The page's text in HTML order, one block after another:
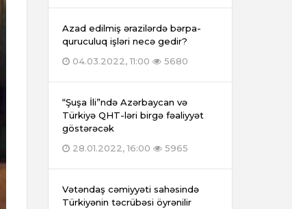
Azad edilmiş ərazilərdə bərpa-
quruculuq işləri necə gedir?
04.03.2022, 11:00
5680
“Şuşa İli”ndə Azərbaycan və
Türkiyə QHT-ləri birgə fəaliyyət
göstərəcək
28.01.2022, 16:00
5965
Vətəndaş cəmiyyəti sahəsində
Türkiyənin təcrübəsi öyrənilir